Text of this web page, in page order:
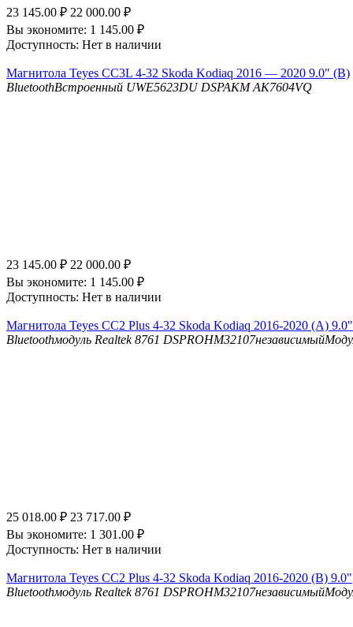
23 145.00 ₽ 22 000.00 ₽
Вы экономите: 1 145.00 ₽
Доступность: Нет в наличии
Магнитола Teyes CC3L 4-32 Skoda Kodiaq 2016 — 2020 9.0" (B)
BluetoothВстроенный UWE5623DU DSPAKM AK7604VQ
23 145.00 ₽ 22 000.00 ₽
Вы экономите: 1 145.00 ₽
Доступность: Нет в наличии
Магнитола Teyes CC2 Plus 4-32 Skoda Kodiaq 2016-2020 (A) 9.0"
Bluetoothмодуль Realtek 8761 DSP
25 018.00 ₽ 23 717.00 ₽
Вы экономите: 1 301.00 ₽
Доступность: Нет в наличии
Магнитола Teyes CC2 Plus 4-32 Skoda Kodiaq 2016-2020 (B) 9.0"
Bluetoothмодуль Realtek 8761 DSP